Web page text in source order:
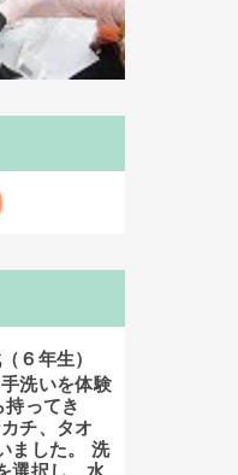
６年生）
洗いを体験
持ってき
チ、タオ
ました。 洗
選択し、水